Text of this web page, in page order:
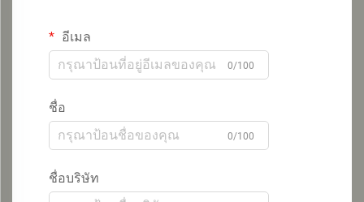
อีเมล
0/100
ชื่อ
0/100
ชื่อบริษัท